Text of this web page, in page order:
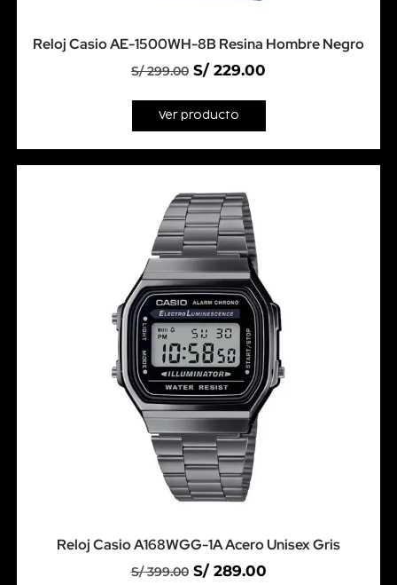
Reloj Casio AE-1500WH-8B Resina Hombre Negro
S/299.00 S/ 229.00
Ver producto
Reloj Casio A168WGG-1A Acero Unisex Gris
S/399.00 S/289.00